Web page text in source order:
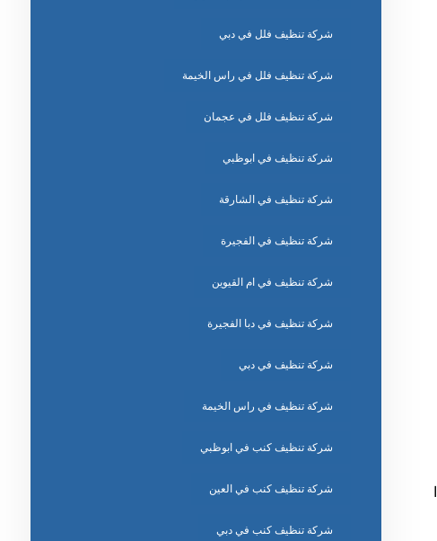
شركة تنظيف فلل في دبي
شركة تنظيف فلل في راس الخيمة
شركة تنظيف فلل في عجمان
شركة تنظيف في ابوظبي
شركة تنظيف في الشارقة
شركة تنظيف في الفجيرة
شركة تنظيف في ام القيوين
شركة تنظيف في دبا الفجيرة
شركة تنظيف في دبي
شركة تنظيف في راس الخيمة
شركة تنظيف كنب في ابوظبي
شركة تنظيف كنب في العين
شركة تنظيف كنب في دبي